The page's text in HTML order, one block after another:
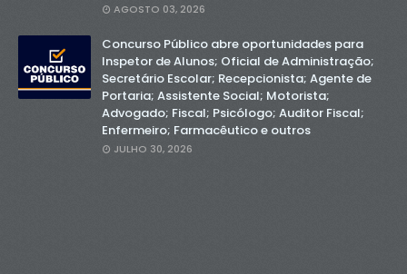
AGOSTO 03, 2026
Concurso Público abre oportunidades para
Inspetor de Alunos; Oficial de Administração;
Secretário Escolar; Recepcionista; Agente de
Portaria; Assistente Social; Motorista;
Advogado; Fiscal; Psicólogo; Auditor Fiscal;
Enfermeiro; Farmacêutico e outros
JULHO 30, 2026